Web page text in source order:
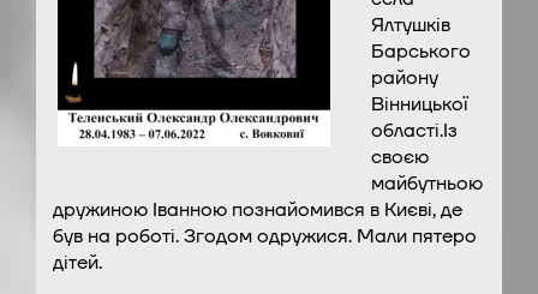
Ялтушків
Барського
району
Вінницької
області.Із
своєю
майбутньою
дружиною Іванною познайомився в Києві, де
був на роботі. Згодом одружися. Мали пятеро
дітей.